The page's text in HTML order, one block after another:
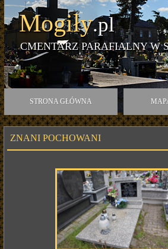
Mogiły.pl
CMENTARZ PARAFIALNY W
STRONA GŁÓWNA
ZNANI POCHOWANI